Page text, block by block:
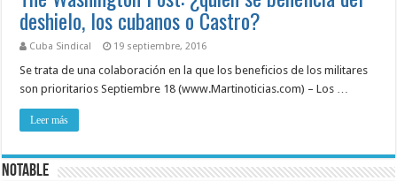
deshielo, los cubanos o Castro?
Cuba Sindical 19 septiembre, 2016
Se trata de una colaboración en la que los beneficios de los militares
son prioritarios Septiembre 18 (www.Martinoticias.com) – Los …
Leer más
NOTABLE